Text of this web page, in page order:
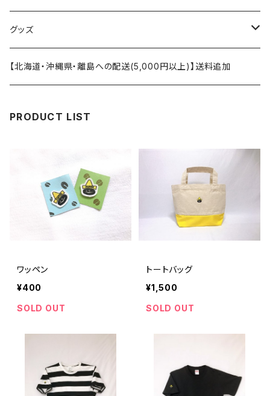
オリヂナルブレンド
ストレート
ドリップパック
カフェインレス（デカフェ）
グッズ
マグカップ
【北海道・沖縄県・離島への配送(5,000円以上)】送料追加
PRODUCT LIST
ワッペン
¥400
SOLD OUT
トートバッグ
¥1,500
SOLD OUT